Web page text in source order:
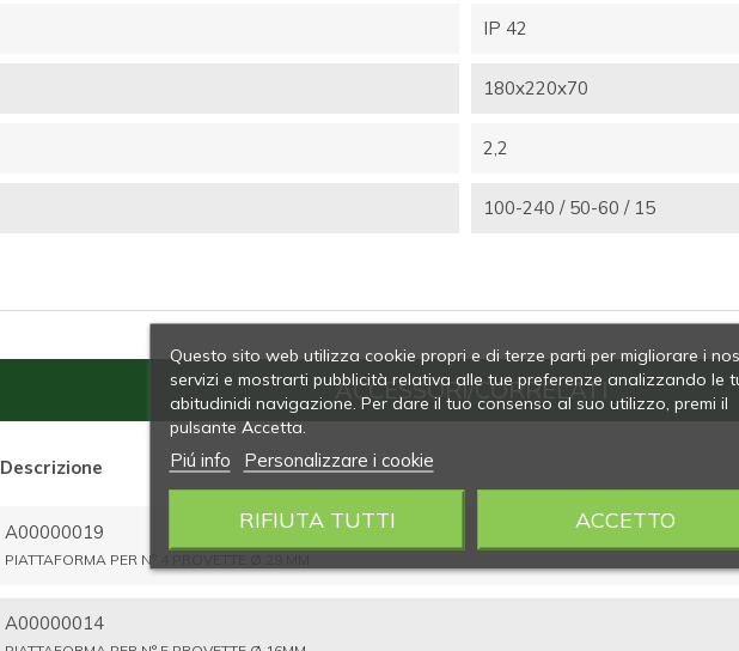
IP 42
180x220x70
2,2
100-240 / 50-60 / 15
ACCESSORI/CORRELATI
Descrizione
A00000019
PIATTAFORMA PER N° 4 PROVETTE Ø 29 MM
A00000014
Questo sito web utilizza cookie propri e di terze parti per migliorare i
servizi e mostrarti pubblicità relativa alle tue preferenze analizzando le
abitudinidi navigazione. Per dare il tuo consenso al suo utilizzo, premi il
pulsante Accetta.
Piú info Personalizzare i cookie
RIFIUTA TUTTI ACCETTO